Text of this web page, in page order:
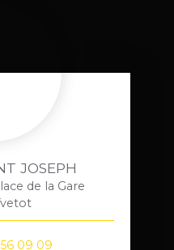
JOSEPH
de la Gare
09 09